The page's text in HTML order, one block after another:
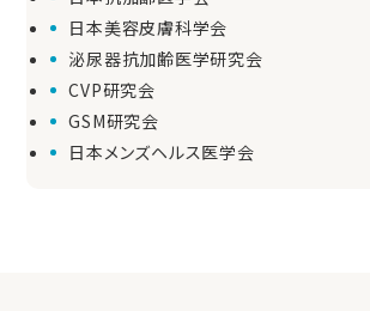
日本美容皮膚科学会
泌尿器抗加齢医学研究会
CVP研究会
GSM研究会
日本メンズヘルス医学会